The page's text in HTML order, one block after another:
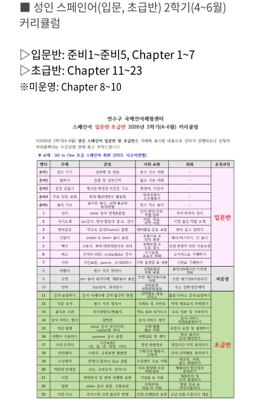
■ 성인 스페인어(입문, 초급반) 2학기(4~6월)
커리큘럼
▷입문반: 준비1~준비5, Chapter 1~7
▷초급반: Chapter 11~23
※미운영: Chapter 8~10